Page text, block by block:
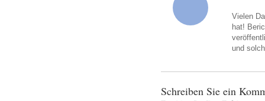
Vielen
hat!
und
Schreiben Sie ein